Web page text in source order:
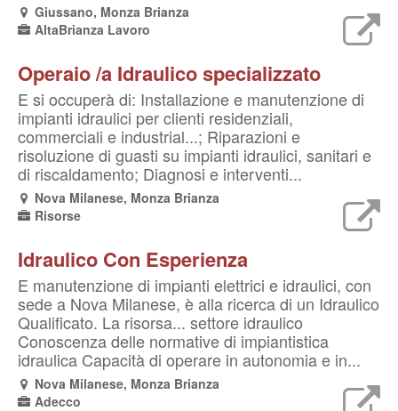
Giussano, Monza Brianza
AltaBrianza Lavoro
Operaio /a Idraulico specializzato
E si occuperà di: Installazione e manutenzione di
impianti idraulici per clienti residenziali,
commerciali e industrial...; Riparazioni e
risoluzione di guasti su impianti idraulici, sanitari e
di riscaldamento; Diagnosi e interventi...
Nova Milanese, Monza Brianza
Risorse
Idraulico Con Esperienza
E manutenzione di impianti elettrici e idraulici, con
sede a Nova Milanese, è alla ricerca di un Idraulico
Qualificato. La risorsa... settore idraulico
Conoscenza delle normative di impiantistica
idraulica Capacità di operare in autonomia e in...
Nova Milanese, Monza Brianza
Adecco